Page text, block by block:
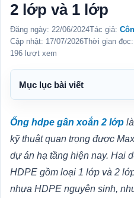
2 lớp và 1 lớp
Đăng ngày: 22/06/2024Tác giả:
Cập nhật: 17/07/2026Thời gian
196 lượt xem
Mục lục bài viết
Ống hdpe gân xoắn 2 lớp
kỹ thuật quan trọng được
dự án hạ tầng hiện nay. Hai
HDPE gồm loại 1 lớp và 2
nhựa HDPE nguyên sinh,